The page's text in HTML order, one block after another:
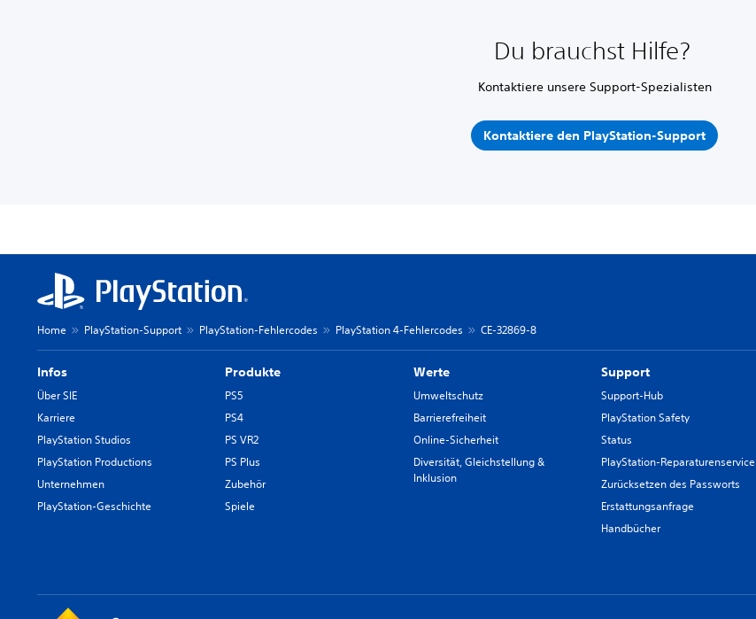
Du brauchst Hilfe?
Kontaktiere unsere Support-Spezialisten
Kontaktiere den PlayStation-Support
Home PlayStation-Support PlayStation-Fehlercodes PlayStation 4-Fehlercodes CE-32869-8
Infos
Über SIE
Karriere
PlayStation Studios
PlayStation Productions
Unternehmen
PlayStation-Geschichte
Produkte
PS5
PS4
PS VR2
PS Plus
Zubehör
Spiele
Werte
Umweltschutz
Barrierefreiheit
Online-Sicherheit
Diversität, Gleichstellung &
Inklusion
Support
Support-Hub
PlayStation Safety
Status
PlayStation-Reparaturenservice
Zurücksetzen des Passworts
Erstattungsanfrage
Handbücher